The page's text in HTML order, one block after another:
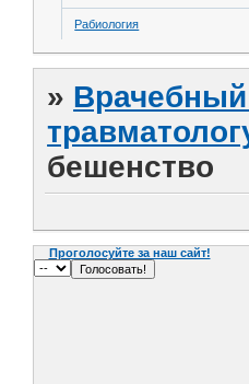
Рабиология
»
бешенство
Проголосуйте за наш сайт!